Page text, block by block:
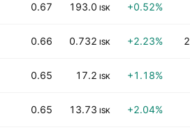
0.67 193.0 ISK +0.52%
0.66 0.732 ISK +2.23%
0.65 17.2 ISK +1.18%
0.65 13.73 ISK +2.04%